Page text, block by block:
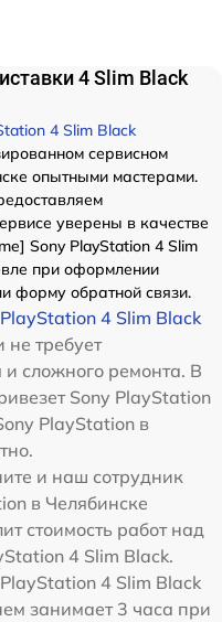
4 Slim Black
4 Slim Black
сервисном
опытными мастерами.
уверены в качестве
Sony PlayStation 4 Slim
при оформлении
форму обратной связи.
4 Slim Black
не требует
сложного ремонта. В
Sony PlayStation
PlayStation в
и наш сотрудник
в Челябинске
стоимость работ над
4 Slim Black.
4 Slim Black
занимает 3 часа при